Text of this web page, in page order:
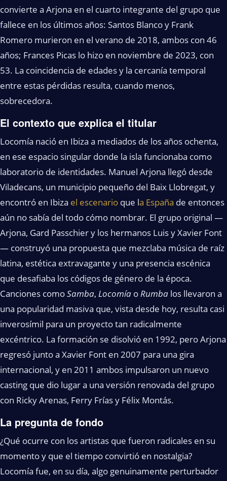
convierte a Arjona en el cuarto integrante del grupo que
fallece en los últimos años: Santos Blanco y Frank
Romero murieron en el verano de 2018, ambos con 46
años; Frances Picas lo hizo en noviembre de 2023, con
53. La coincidencia de edades y la cercanía temporal
entre estas pérdidas resulta, cuando menos,
sobrecedora.
El contexto que explica el titular
Locomía nació en Ibiza a mediados de los años ochenta,
en ese espacio singular donde la isla funcionaba como
laboratorio de identidades. Manuel Arjona llegó desde
Viladecans, un municipio pequeño del Baix Llobregat, y
encontró en Ibiza el escenario que la España de entonces
aún no sabía del todo cómo nombrar. El grupo original —
Arjona, Gard Passchier y los hermanos Luis y Xavier Font
— construyó una propuesta que mezclaba música de raíz
latina, estética extravagante y una presencia escénica
que desafiaba los códigos de género de la época.
Canciones comoSamba, Locomía o Rumba los llevaron a
una popularidad masiva que, vista desde hoy, resulta casi
inverosímil para un proyecto tan radicalmente
excéntrico. La formación se disolvió en 1992, pero Arjona
regresó junto a Xavier Font en 2007 para una gira
internacional, y en 2011 ambos impulsaron un nuevo
casting que dio lugar a una versión renovada del grupo
con Ricky Arenas, Ferry Frías y Félix Montás.
La pregunta de fondo
¿Qué ocurre con los artistas que fueron radicales en su
momento y que el tiempo convirtió en nostalgia?
Locomía fue, en su día, algo genuinamente perturbador